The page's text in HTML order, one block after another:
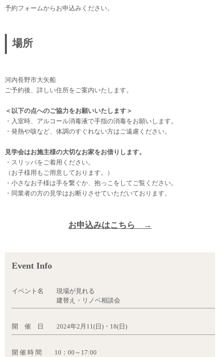
予約フォームからお申込みください。
場所
河内長野市大矢船
ご予約後、詳しい住所をご案内いたします。
＜以下の点へのご協力をお願いいたします＞
・入室時、アルコール消毒液で手指の消毒をお願いします。
・発熱や咳など、体調のすぐれない方はご遠慮ください。
見学会はお施主様の大切なお家をお借りします。
・スリッパをご着用ください。
（お子様用もご用意しております。）
・小さなお子様は手を繋ぐか、抱っこをしてご覧ください。
・同業者の方の見学はお断りさせていただいております。
お申込みはこちら →
Event Info
イベント名 現場が見れる
建替え・リノベ相談会
開 催 日 2024年2月11(日)・18(日)
開 催 時 間 10：00～17:00